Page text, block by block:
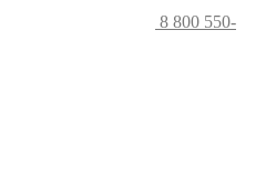
8 800 550-